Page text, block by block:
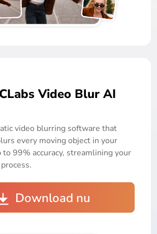
Video Blur AI
video blurring software that
every moving object in your
99% accuracy, streamlining your
Download nu